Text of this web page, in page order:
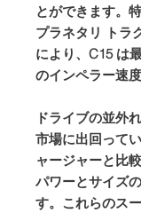
とができます。
プラネタリ トラ
により、C15 は
のインペラー速
ドライブの並外
市場に出回って
ャージャーと比
パワーとサイズ
す。これらのス